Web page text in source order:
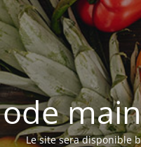
Le site sera disponible